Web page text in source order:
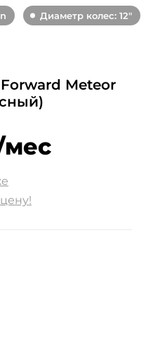
Диаметр колес: 12"
Meteor